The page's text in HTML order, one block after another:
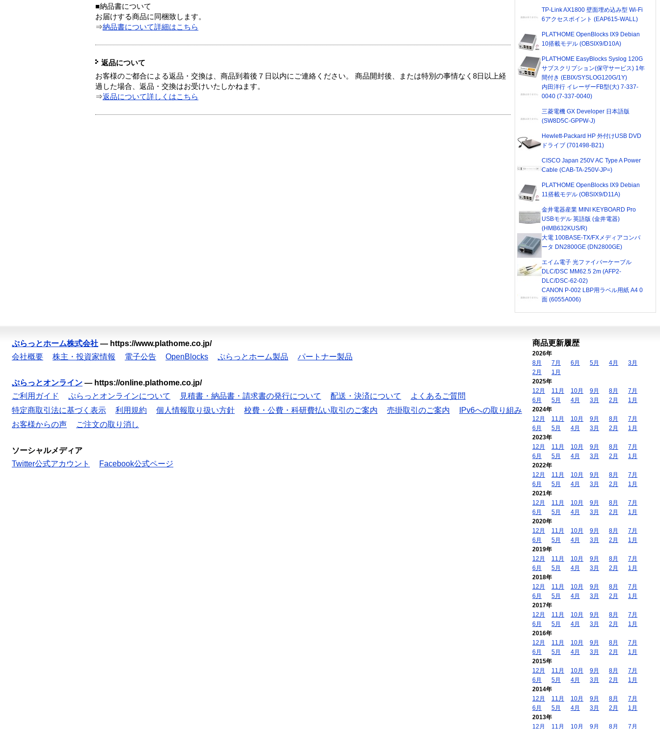
■納品書について
お届けする商品に同梱致します。
⇒納品書について詳細はこちら
返品について
お客様のご都合による返品・交換は、商品到着後７日以内にご連絡ください。 商品開封後、または特別の事情なく8日以上経
過した場合、返品・交換はお受けいたしかねます。
⇒返品について詳しくはこちら
TP-Link AX1800 壁面埋め込み型 Wi-Fi
6アクセスポイント (EAP615-WALL)
PLAT'HOME OpenBlocks IX9 Debian
10搭載モデル (OBSIX9/D10A)
PLAT'HOME EasyBlocks Syslog 120G
サブスクリプション(保守サービス) 1年
間付き (EBIX/SYSLOG120G/1Y)
内田洋行 イレーザーFB型(大) 7-337-
0040 (7-337-0040)
三菱電機 GX Developer 日本語版
(SW8D5C-GPPW-J)
Hewlett-Packard HP 外付けUSB DVD
ドライブ (701498-B21)
CISCO Japan 250V AC Type A Power
Cable (CAB-TA-250V-JP=)
PLAT'HOME OpenBlocks IX9 Debian
11搭載モデル (OBSIX9/D11A)
金井電器産業 MINI KEYBOARD Pro
USBモデル 英語版 (金井電器)
(HMB632KUS/R)
大電 100BASE-TX/FXメディアコンバ
ータ DN2800GE (DN2800GE)
エイム電子 光ファイバーケーブル
DLC/DSC MM62.5 2m (AFP2-
DLC/DSC-62-02)
CANON P-002 LBP用ラベル用紙 A4 0
面 (6055A006)
ぷらっとホーム株式会社 — https://www.plathome.co.jp/
会社概要
株主・投資家情報 電子公告 OpenBlocks ぷらっとホーム製品 パートナー製品
ぷらっとオンライン — https://online.plathome.co.jp/
ご利用ガイド
ぷらっとオンラインについて 見積書・納品書・請求書の発行について 配送・決済について
よくあるご質問
特定商取引法に基づく表示
利用規約 個人情報取り扱い方針 校費・公費・科研費払い取引のご案内 売掛取引のご案内
IPv6への取り組み
お客様からの声
ご注文の取り消し
ソーシャルメディア
Twitter公式アカウント
Facebook公式ページ
商品更新履歴
2026年
8月
7月 6月 5月 4月
3月
2月
1月
2025年
12月
11月 10月 9月 8月
7月
6月
5月 4月 3月 2月
1月
2024年
12月
11月 10月 9月 8月
7月
6月
5月 4月 3月 2月
1月
2023年
12月
11月 10月 9月 8月
7月
6月
5月 4月 3月 2月
1月
2022年
12月
11月 10月 9月 8月
7月
6月
5月 4月 3月 2月
1月
2021年
12月
11月 10月 9月 8月
7月
6月
5月 4月 3月 2月
1月
2020年
12月
11月 10月 9月 8月
7月
6月
5月 4月 3月 2月
1月
2019年
12月
11月 10月 9月 8月
7月
6月
5月 4月 3月 2月
1月
2018年
12月
11月 10月 9月 8月
7月
6月
5月 4月 3月 2月
1月
2017年
12月
11月 10月 9月 8月
7月
6月
5月 4月 3月 2月
1月
2016年
12月
11月 10月 9月 8月
7月
6月
5月 4月 3月 2月
1月
2015年
12月
11月 10月 9月 8月
7月
6月
5月 4月 3月 2月
1月
2014年
12月
11月 10月 9月 8月
7月
6月
5月 4月 3月 2月
1月
2013年
12月
11月 10月 9月 8月 7月